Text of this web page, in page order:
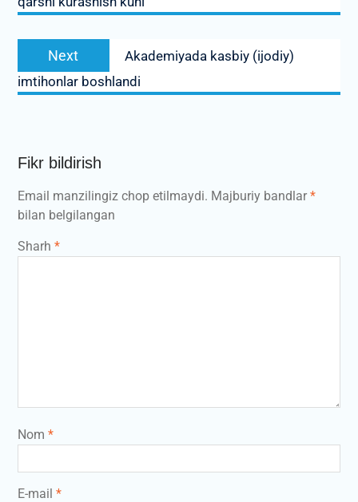
Next
post:
Akademiyada kasbiy (ijodiy)
imtihonlar boshlandi
Fikr bildirish
Email manzilingiz chop etilmaydi. Majburiy bandlar*
bilan belgilangan
Sharh *
Nom *
E-mail *